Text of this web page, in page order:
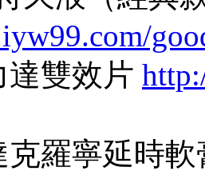
雙效片
克羅寧延時軟